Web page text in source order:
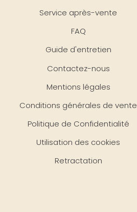
Service après-vente
FAQ
Guide d'entretien
Contactez-nous
Mentions légales
Conditions générales de vente
Politique de Confidentialité
Utilisation des cookies
Retractation